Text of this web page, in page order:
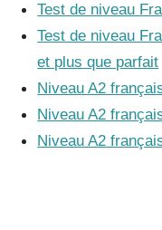
Test de niveau
Test de niveau
et plus que parfait
Niveau A2
Niveau A2
Niveau A2